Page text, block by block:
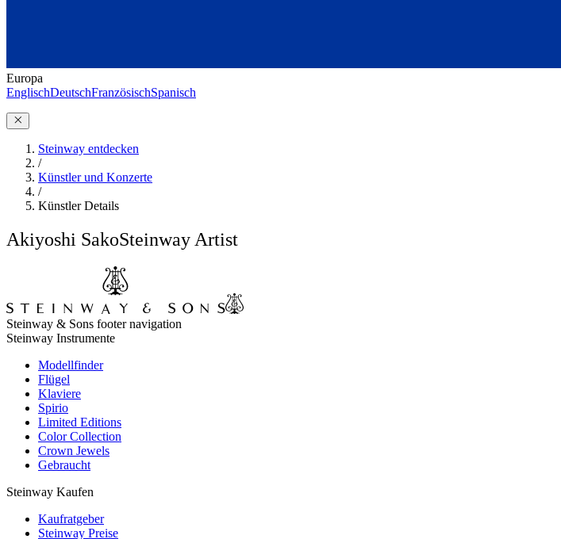
Europa
EnglischDeutschFranzösischSpanisch
Steinway entdecken
/
Künstler und Konzerte
/
Künstler Details
Akiyoshi SakoSteinway Artist
Steinway & Sons footer navigation
Steinway Instrumente
Modellfinder
Flügel
Klaviere
Spirio
Limited Editions
Color Collection
Crown Jewels
Gebraucht
Steinway Kaufen
Kaufratgeber
Steinway Preise